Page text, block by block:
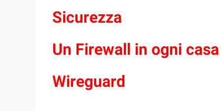
Sicurezza
Un Firewall in ogni casa
Wireguard